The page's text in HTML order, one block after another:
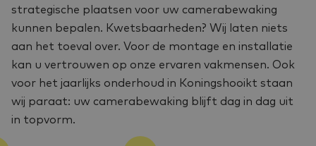
strategische plaatsen voor uw camerabewaking
kunnen bepalen. Kwetsbaarheden? Wij laten niets
aan het toeval over. Voor de montage en installatie
kan u vertrouwen op onze ervaren vakmensen. Ook
voor het jaarlijks onderhoud in Koningshooikt staan
wij paraat: uw camerabewaking blijft dag in dag uit
in topvorm.